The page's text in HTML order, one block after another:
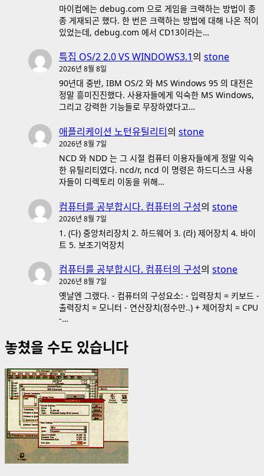
마이컴에는 debug.com 으로 게임을 크랙하는 방법이 종
종 게재되곤 했다. 한 번은 크랙하는 방법에 대해 나온 적이
있었는데, debug.com 에서 CD13이라는…
특집 OS/2 2.0 VS WINDOWS3.1의 stone
2026년 8월 8일
90년대 중반, IBM OS/2 와 MS Windows 95 의 대전은
정말 흥미진진했다. 사용자들에게 익숙한 MS Windows,
그리고 강력한 기능들로 무장하였다고…
애플리케이션 노턴유틸리티의 stone
2026년 8월 7일
NCD 와 NDD 는 그 시절 컴퓨터 이용자들에게 정말 익숙
한 유틸리티였다. ncd/r, ncd 이 명령은 하드디스크 사용
자들이 디렉토리 이동을 위해…
컴퓨터를 공부합시다. 컴퓨터의 구성의 stone
2026년 8월 7일
1. (다) 중앙처리장치 2. 하드웨어 3. (라) 제어장치 4. 바이
트 5. 보조기억장치
컴퓨터를 공부합시다. 컴퓨터의 구성의 stone
2026년 8월 7일
옛날엔 그랬다. - 컴퓨터의 구성요소: - 입력장치 = 키보드 -
출력장치 = 모니터 - 연산장치(정수만..) + 제어장치 = CPU
-…
놓쳤을 수도 있습니다